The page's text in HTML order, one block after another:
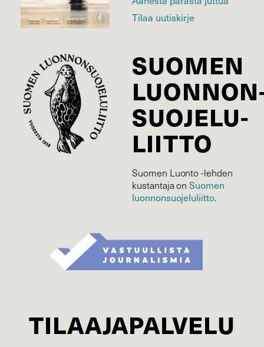
Tilaa uutiskirje
SUOMEN
SUOJELU­
LIITTO
Suomen Luonto -lehden
kustantaja onSuomen
luonnonsuojelu­liitto.
TILAAJAPALVELU